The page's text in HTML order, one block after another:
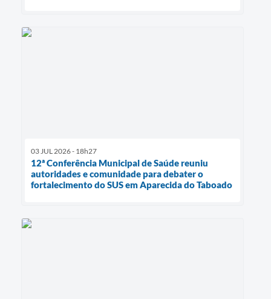
03 JUL 2026 - 18h27
12ª Conferência Municipal de Saúde reuniu
autoridades e comunidade para debater o
fortalecimento do SUS em Aparecida do Taboado